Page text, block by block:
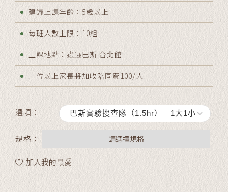
建議上課年齡：5歲以上
每班人數上限：10組
上課地點：蟲蟲巴斯 台北館
一位以上家長將加收陪同費100/人
選項：
規格： 請選擇規格
加入我的最愛